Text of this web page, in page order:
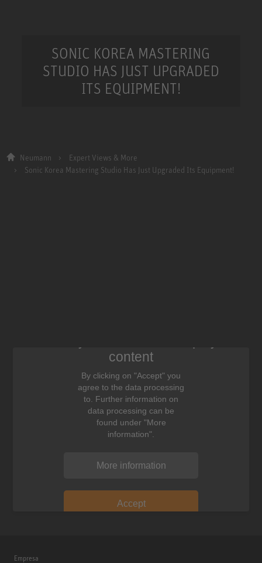
SONIC KOREA MASTERING
STUDIO HAS JUST UPGRADED
ITS EQUIPMENT!
Neumann
Expert Views & More
Sonic Korea Mastering Studio Has Just Upgraded Its Equipment!
content
By clicking on "Accept" you
agree to the data processing
to. Further information on
data processing can be
found under "More
information".
More information
Accept
Empresa